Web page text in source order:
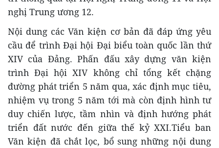
nghị Trung ương 12.
Nội dung các Văn kiện cơ bản đã đáp ứng yêu
cầu để trình Đại hội Đại biểu toàn quốc lần thứ
XIV của Đảng. Phấn đấu xây dựng văn kiện
trình Đại hội XIV không chỉ tổng kết chặng
đường phát triển 5 năm qua, xác định mục tiêu,
nhiệm vụ trong 5 năm tới mà còn định hình tư
duy chiến lược, tầm nhìn và định hướng phát
triển đất nước đến giữa thế kỷ XXI.Tiểu ban
Văn kiện đã chắt lọc, bổ sung những nội dung